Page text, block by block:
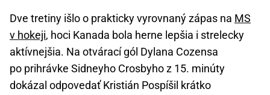
Dve tretiny išlo o prakticky vyrovnaný zápas na MS
v hokeji, hoci Kanada bola herne lepšia i strelecky
aktívnejšia. Na otvárací gól Dylana Cozensa
po prihrávke Sidneyho Crosbyho z 15. minúty
dokázal odpovedať Kristián Pospíšil krátko